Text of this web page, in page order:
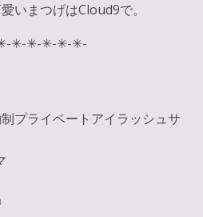
いまつげはCloud9で。
✳︎-✳︎-✳︎-✳︎-✳︎-
プライベートアイラッシュサ